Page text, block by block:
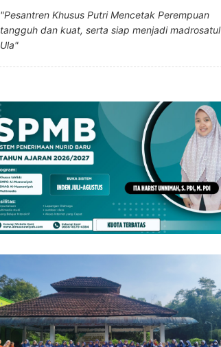
"Pesantren Khusus Putri Mencetak Perempuan
tangguh dan kuat, serta siap menjadi madrosatul
Ula"